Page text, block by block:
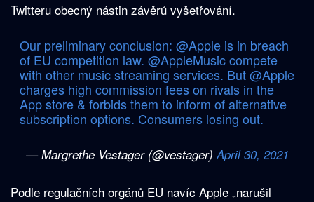
Twitteru obecný nástin závěrů vyšetřování.
Our preliminary conclusion: @Appleis in breach
of EU competition law. @AppleMusiccompete
with other music streaming services. But@Apple
charges high commission fees on rivals in the
App store & forbids them to inform of alternative
subscription options. Consumers losing out.
— Margrethe Vestager (@vestager)April 30, 2021
Podle regulačních orgánů EU navíc Apple „narušil